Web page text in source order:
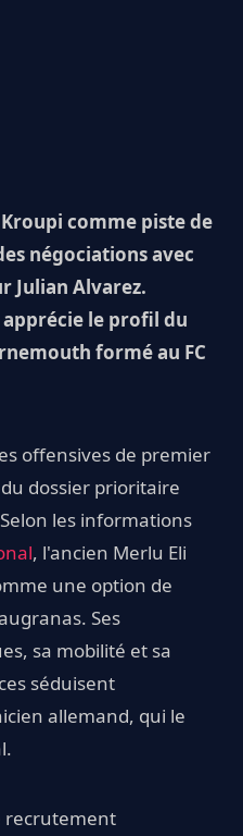
comme piste de
négociations avec
Julian Alvarez.
le profil du
formé au FC
offensives de premier
dossier prioritaire
les informations
, l'ancien Merlu Eli
une option de
Ses
sa mobilité et sa
séduisent
allemand, qui le
recrutement